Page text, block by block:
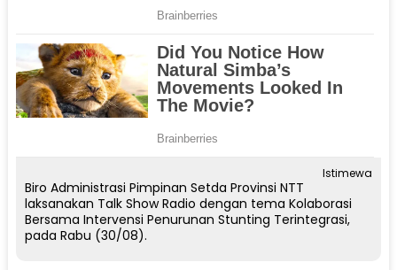
Istimewa
Biro Administrasi Pimpinan Setda Provinsi NTT
laksanakan Talk Show Radio dengan tema Kolaborasi
Bersama Intervensi Penurunan Stunting Terintegrasi,
pada Rabu (30/08).